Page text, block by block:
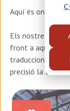
Aquí és on
Els nostres
front a aquests
traduccions
precisió la